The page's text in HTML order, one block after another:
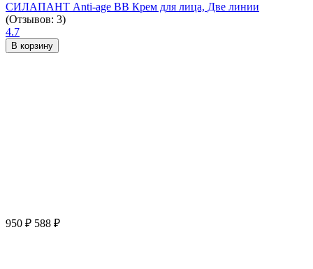
СИЛАПАНТ Anti-age ВВ Крем для лица, Две линии
(Отзывов: 3)
4.7
В корзину
950 ₽ 588 ₽